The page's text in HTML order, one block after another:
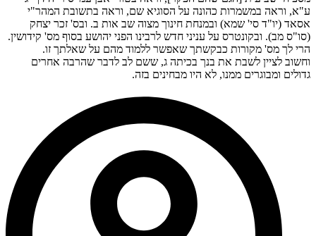
ע"א, וראה במשמרות כהונה על הסוגיא שם, וראה בתשובת המהר"י
אסאד (יו"ד סי' שמא) ובמנחת חינוך מצוה שב אות ב. ובס' זכר יצחק
(סו"ס מב). ובקונטרס על עניני חדש לרבינו הפני יהושע בסוף מס' קידושין.
הרי לך מס' מקורות כבקשתך שאפשר ללמוד מהם על שאלתך זו.
וחשוב לציין לשבת את בנך בכיתה ג, ששם לב לדבר שהרבה אחרים
גדולים ומבוגרים ממנו, לא היו מבחינים בזה.